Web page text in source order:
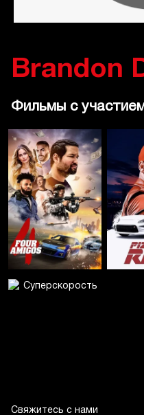
Brandon
Фильмы с
Свяжитесь с нами